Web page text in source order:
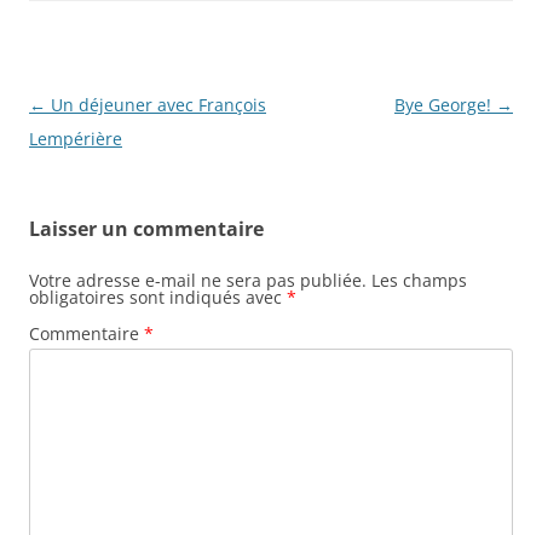
o
k
Navigation
des
← Un déjeuner avec François
Lempérière
Bye George! →
Laisser un commentaire
Votre adresse e-mail ne sera pas publiée. Les champs
obligatoires sont indiqués avec *
Commentaire *